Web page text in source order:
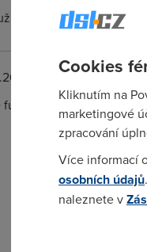
nějaké informace? Je
12:07:21)
furt stejné.
Cookies
Kliknutím na
marketingové
zpracování
Více informací
osobních údajů
naleznete v